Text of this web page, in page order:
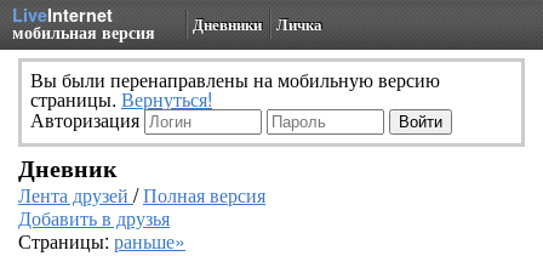
LiveInternet
мобильная версия Дневники Личка
Вы были перенаправлены на мобильную версию
страницы. Вернуться!
Авторизация
Дневник
Лента друзей /Полная версия
Добавить в друзья
Страницы: раньше»